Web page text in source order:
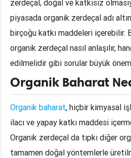
zerdeçal, doğal ve katkısız
piyasada organik zerdeçal adı
birçoğu katkı maddeleri içerebilir.
organik zerdeçal nasıl anlaşılır,
edilmelidir gibi sorular büyük önem
Organik Baharat
Organik baharat, hiçbir kimyasal
ilacı ve yapay katkı maddesi
Organik zerdeçal da tıpkı diğer
tamamen doğal yöntemlerle